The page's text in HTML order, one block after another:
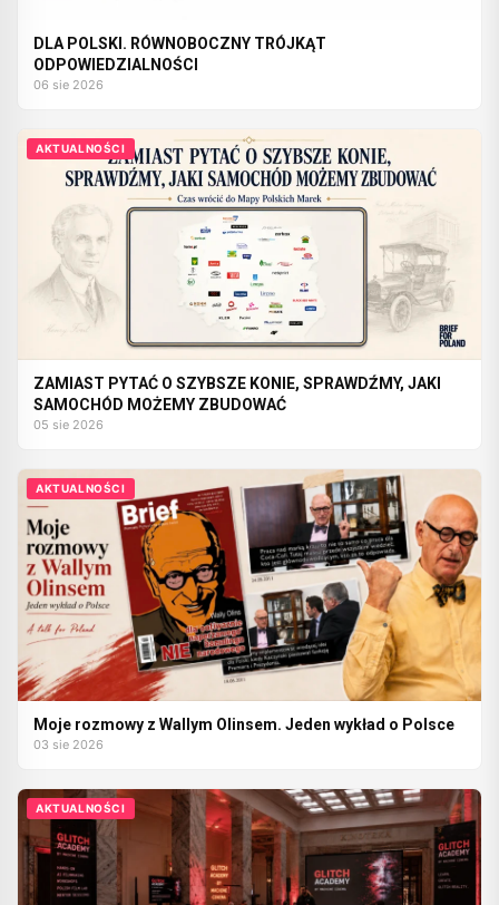
DLA POLSKI. RÓWNOBOCZNY TRÓJKĄT
ODPOWIEDZIALNOŚCI
06 sie 2026
AKTUALNOŚCI
ZAMIAST PYTAĆ O SZYBSZE KONIE, SPRAWDŹMY, JAKI
SAMOCHÓD MOŻEMY ZBUDOWAĆ
05 sie 2026
AKTUALNOŚCI
Moje rozmowy z Wallym Olinsem. Jeden wykład o Polsce
03 sie 2026
AKTUALNOŚCI